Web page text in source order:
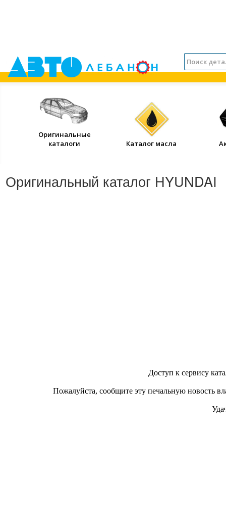
Оригинальные
каталоги
Каталог масла
Оригинальный каталог HYUNDAI